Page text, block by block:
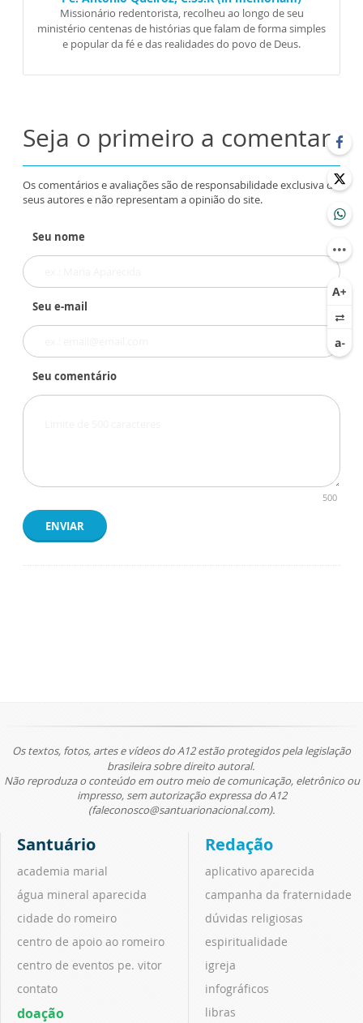
Missionário redentorista, recolheu ao longo de seu
ministério centenas de histórias que falam de forma simples
e popular da fé e das realidades do povo de Deus.
Seja o primeiro a comentar
Os comentários e avaliações são de responsabilidade exclusiva de
seus autores e não representam a opinião do site.
Seu nome
Seu e-mail
Seu comentário
500
ENVIAR
Os textos, fotos, artes e vídeos do A12 estão protegidos pela legislação
brasileira sobre direito autoral.
Não reproduza o conteúdo em outro meio de comunicação, eletrônico ou
impresso, sem autorização expressa do A12
(faleconosco@santuarionacional.com).
Santuário
academia marial
água mineral aparecida
cidade do romeiro
centro de apoio ao romeiro
centro de eventos pe. vitor
contato
doação
Redação
aplicativo aparecida
campanha da fraternidade
dúvidas religiosas
espiritualidade
igreja
infográficos
libras